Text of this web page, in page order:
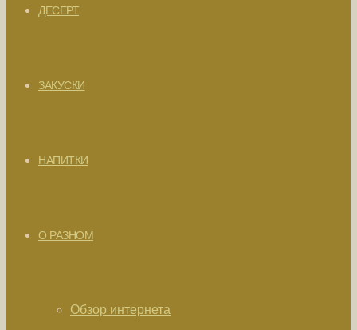
ДЕСЕРТ
ЗАКУСКИ
НАПИТКИ
О РАЗНОМ
Обзор интернета